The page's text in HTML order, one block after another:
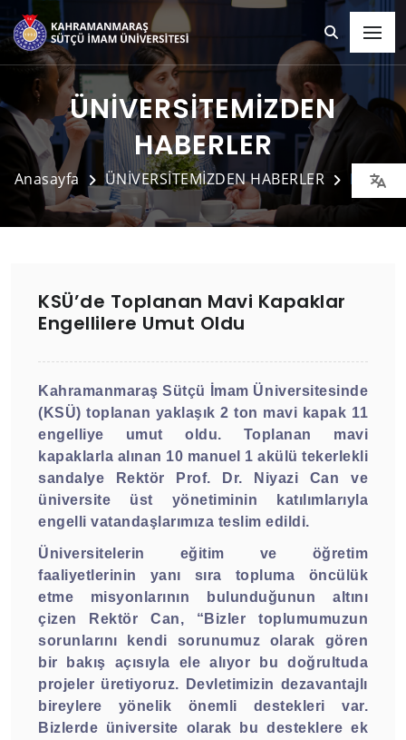
ÜNİVERSİTEMİZDEN
HABERLER
Anasayfa ÜNİVERSİTEMİZDEN HABERLER Detay
KSÜ’de Toplanan Mavi Kapaklar
Engellilere Umut Oldu
Kahramanmaraş Sütçü İmam Üniversitesinde
(KSÜ) toplanan yaklaşık 2 ton mavi kapak 11
engelliye umut oldu. Toplanan mavi
kapaklarla alınan 10 manuel 1 akülü tekerlekli
sandalye Rektör Prof. Dr. Niyazi Can ve
üniversite üst yönetiminin katılımlarıyla
engelli vatandaşlarımıza teslim edildi.
Üniversitelerin eğitim ve öğretim
faaliyetlerinin yanı sıra topluma öncülük
etme misyonlarının bulunduğunun altını
çizen Rektör Can, “Bizler toplumumuzun
sorunlarını kendi sorunumuz olarak gören
bir bakış açısıyla ele alıyor bu doğrultuda
projeler üretiyoruz. Devletimizin dezavantajlı
bireylere yönelik önemli destekleri var.
Bizlerde üniversite olarak bu desteklere ek